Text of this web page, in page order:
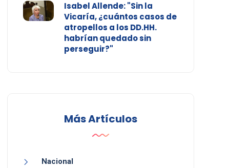
Isabel Allende: "Sin la
Vicaría, ¿cuántos casos de
atropellos a los DD.HH.
habrían quedado sin
perseguir?"
Más Artículos
Nacional